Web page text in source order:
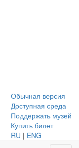
Обычная версия
Доступная среда
Поддержать музей
Купить билет
RU | ENG